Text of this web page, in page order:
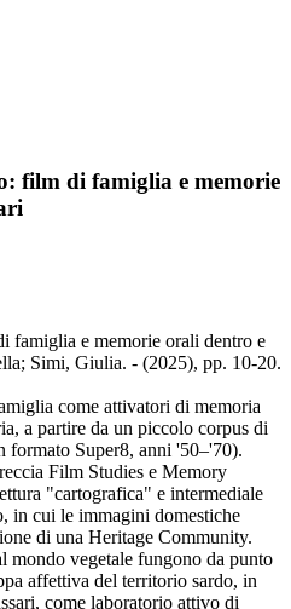
film di famiglia e memorie
famiglia e memorie orali dentro e
Simi, Giulia. - (2025), pp. 10-20.
come attivatori di memoria
a partire da un piccolo corpus di
Super8, anni '50–'70).
Film Studies e Memory
"cartografica" e intermediale
in cui le immagini domestiche
di una Heritage Community.
vegetale fungono da punto
affettiva del territorio sardo, in
come laboratorio attivo di